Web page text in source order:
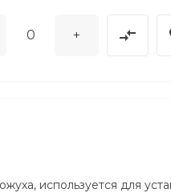
+
используется для